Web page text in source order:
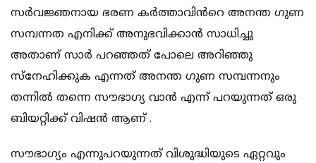
സർവജ്ഞനായ ഭരണ കർത്താവിൻറെ അനന്ത ഗുണ
സമ്പന്നത എനിക്ക് അനുഭവിക്കാൻ സാധിച്ചു
അതാണ് സാർ പറഞ്ഞത് പോലെ അറിഞ്ഞു
സ്നേഹിക്കുക എന്നത് അനന്ത ഗുണ സമ്പന്നനും
തന്നിൽ തന്നെ സൗഭാഗ്യ വാൻ എന്ന് പറയുന്നത് ഒരു
ബിയറ്റിക്ക് വിഷൻ ആണ് .
സൗഭാഗ്യം എന്നുപറയുന്നത് വിശുദ്ധിയുടെ ഏറ്റവും